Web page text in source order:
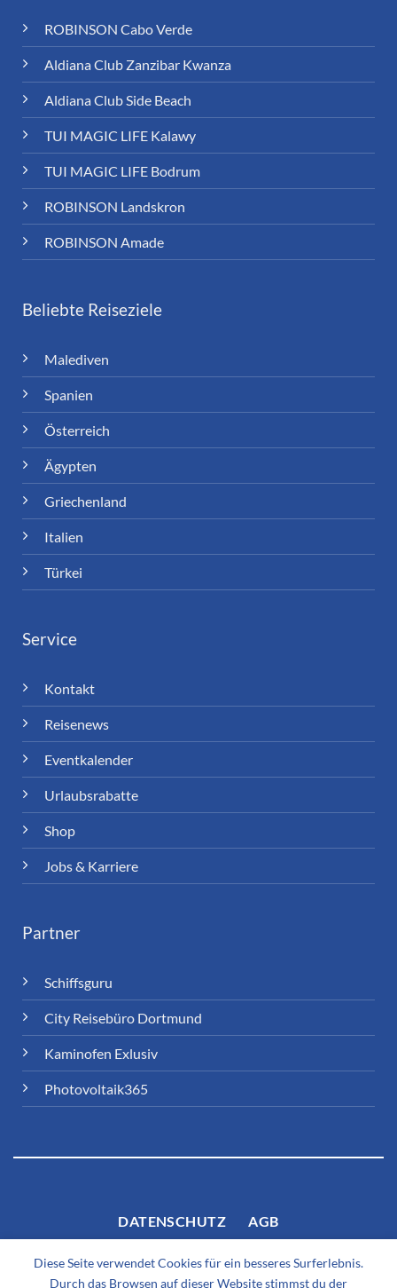
ROBINSON Cabo Verde
Aldiana Club Zanzibar Kwanza
Aldiana Club Side Beach
TUI MAGIC LIFE Kalawy
TUI MAGIC LIFE Bodrum
ROBINSON Landskron
ROBINSON Amade
Beliebte Reiseziele
Malediven
Spanien
Österreich
Ägypten
Griechenland
Italien
Türkei
Service
Kontakt
Reisenews
Eventkalender
Urlaubsrabatte
Shop
Jobs & Karriere
Partner
Schiffsguru
City Reisebüro Dortmund
Kaminofen Exlusiv
Photovoltaik365
DATENSCHUTZ AGB
Diese Seite verwendet Cookies für ein besseres Surferlebnis.
Durch das Browsen auf dieser Website stimmst du der